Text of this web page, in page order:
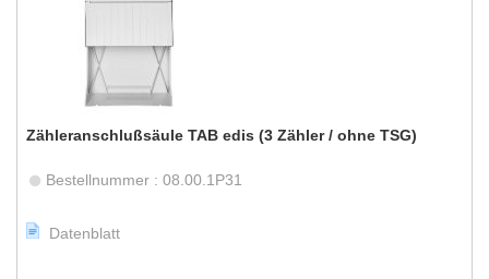
Zähleranschlußsäule TAB edis (3 Zähler / ohne TSG)
Bestellnummer : 08.00.1P31
Datenblatt